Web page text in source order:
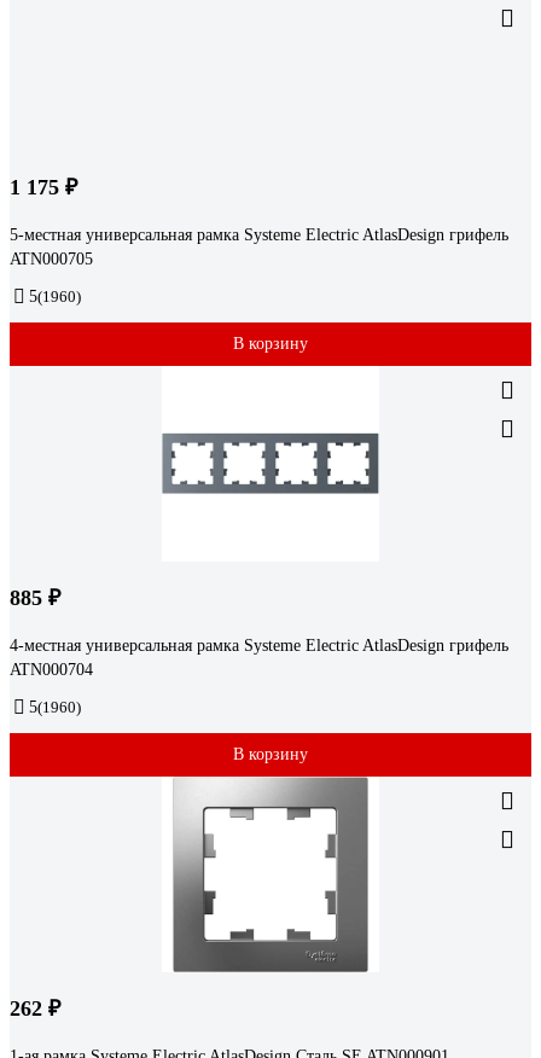
1 175 ₽
5-местная универсальная рамка Systeme Electric AtlasDesign грифель
ATN000705
5(1960)
В корзину
885 ₽
4-местная универсальная рамка Systeme Electric AtlasDesign грифель
ATN000704
5(1960)
В корзину
262 ₽